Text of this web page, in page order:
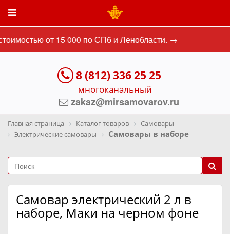
от 15 000 по СПб и Ленобласти. →
8 (812) 336 25 25
многоканальный
zakaz@mirsamovarov.ru
Главная страница Каталог товаров
Самовары
Электрические самовары
Самовары в наборе
Самовар электрический 2 л в
наборе, Маки на черном фоне